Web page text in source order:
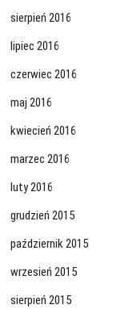
sierpień 2016
lipiec 2016
czerwiec 2016
maj 2016
kwiecień 2016
marzec 2016
luty 2016
grudzień 2015
październik 2015
wrzesień 2015
sierpień 2015